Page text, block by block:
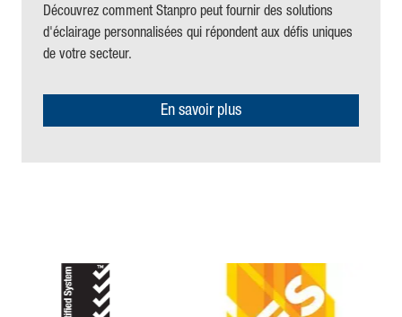
Découvrez comment Stanpro peut fournir des solutions
d'éclairage personnalisées qui répondent aux défis uniques
de votre secteur.
En savoir plus